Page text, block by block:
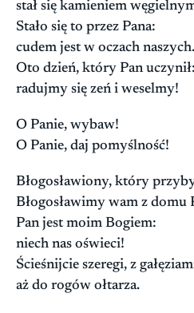
stał się kamieniem
Stało się to przez Pana:
cudem jest w oczach naszych.
Oto dzień, który Pan uczynił:
radujmy się zeń i weselmy!
O Panie, wybaw!
O Panie, daj pomyślność!
Błogosławiony, który
Błogosławimy wam z domu
Pan jest moim Bogiem:
niech nas oświeci!
Ścieśnijcie szeregi, z
aż do rogów ołtarza.